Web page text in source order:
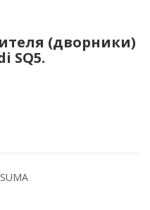
(дворники)
SQ5.